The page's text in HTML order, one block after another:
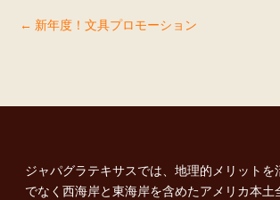
← 新年度！文具プロモーション
ジャパグラテキサスでは、地理的メリットを
でなく西海岸と東海岸を含めたアメリカ本土